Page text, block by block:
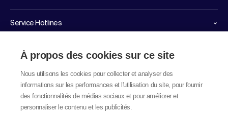
Service Hotlines
Liens importants
À propos des cookies sur ce site
Nous utilisons les cookies pour collecter et analyser des
informations sur les performances et l'utilisation du site, pour fournir
des fonctionnalités de médias sociaux et pour améliorer et
personnaliser le contenu et les publicités.